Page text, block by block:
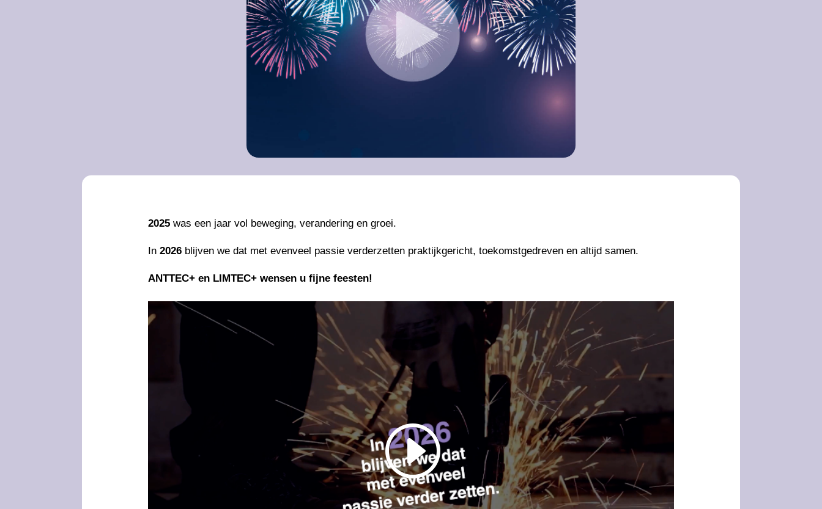
2025was een jaar vol beweging, verandering en groei.
In 2026blijven we dat met evenveel passie verderzetten praktijkgericht, toekomstgedreven en altijd samen.
ANTTEC+ en LIMTEC+ wensen u fijne feesten!